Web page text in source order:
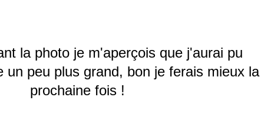
la photo je m'aperçois que j'aurai pu
un peu plus grand, bon je ferais mieux la
prochaine fois !